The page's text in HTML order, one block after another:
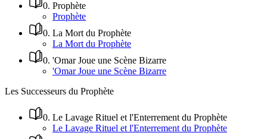
0. Prophète
Prophète
0. La Mort du Prophète
La Mort du Prophète
0. 'Omar Joue une Scène Bizarre
'Omar Joue une Scène Bizarre
Les Successeurs du Prophète
0. Le Lavage Rituel et l'Enterrement du Prophète
Le Lavage Rituel et l'Enterrement du Prophète